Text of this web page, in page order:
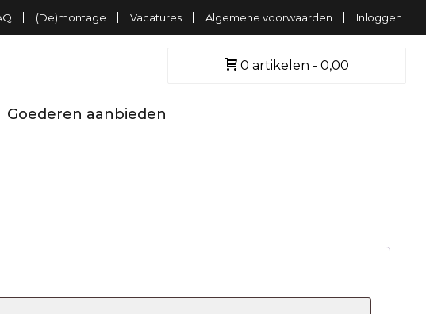
(De)montage Vacatures Algemene voorwaarden Inloggen
0 artikelen 0,00
Goederen aanbieden